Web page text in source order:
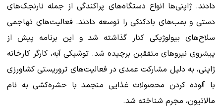
دادند. ژاپنی‌ها انواع دستگاه‌های پراکندگی از جمله نارنجک‌های
دستی و بمب‌های بادکنکی را توسعه دادند. فعالیت‌های تهاجمی
سلاح‌های بیولوژیکی کنار گذاشته شد و این برنامه پیش از
پیشروی نیروهای متفقین برچیده شد. توشیکی آبه، کارگر کارخانه
ژاپنی، به دلیل مشارکت عمدی در فعالیت‌های تروریستی کشاورزی
با آلوده کردن محصولات غذایی منجمد با حشره‌کشی به نام
مالاتیون، مجرم شناخته شد.